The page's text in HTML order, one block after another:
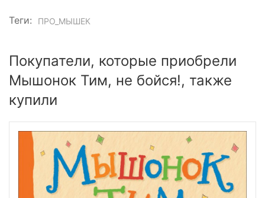
Теги: ПРО_МЫШЕК
Покупатели, которые приобрели
Мышонок Тим, не бойся!, также
купили